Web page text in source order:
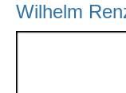
Wilhelm